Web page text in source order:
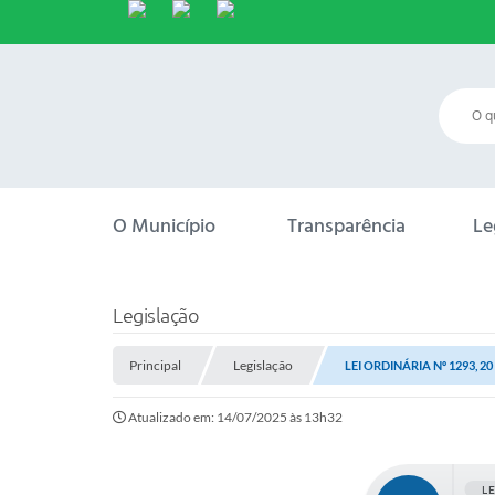
O Município Transparência
Legislação
Principal Legislação LEI ORDINÁRIA Nº 1293,
Atualizado em: 14/07/2025 às 13h32